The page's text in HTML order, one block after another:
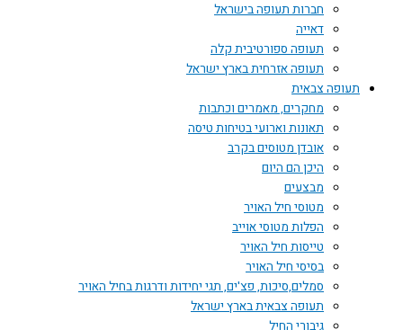
חברות תעופה בישראל
דאייה
תעופה ספורטיבית קלה
תעופה אזרחית בארץ ישראל
תעופה צבאית
מחקרים, מאמרים וכתבות
תאונות וארועי בטיחות טיסה
אובדן מטוסים בקרב
היכן הם היום
מבצעים
מטוסי חיל האויר
הפלות מטוסי אוייב
טייסות חיל האויר
בסיסי חיל האויר
סמלים,סיכות, פצ'ים, תגי יחידות ודרגות בחיל האויר
תעופה צבאית בארץ ישראל